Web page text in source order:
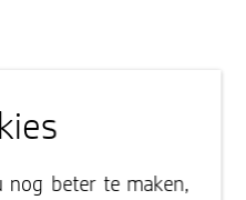
nog beter te maken,